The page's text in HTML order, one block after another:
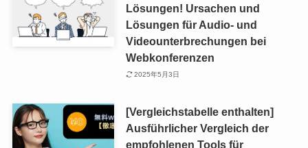
Lösungen! Ursachen und
Lösungen für Audio- und
Videounterbrechungen bei
Webkonferenzen
2025年5月3日
[Vergleichstabelle enthalten]
Ausführlicher Vergleich der
empfohlenen Tools für